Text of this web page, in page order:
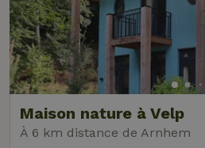
Maison nature à Velp
À 6 km distance de Arnhem